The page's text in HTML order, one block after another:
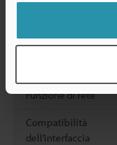
Funzione di rete
Compatibilità
dell’interfaccia